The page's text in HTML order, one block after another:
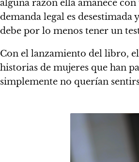
alguna razón ella amanece
demanda legal es
debe por lo menos tener un
Con el lanzamiento del libro,
historias de mujeres que han
simplemente no querían